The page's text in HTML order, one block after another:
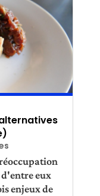
d'entre eux
enjeux de